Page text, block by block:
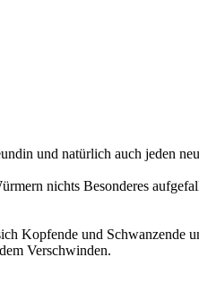
und natürlich auch jeden
nichts Besonderes
Kopfende und Schwanzende
Verschwinden.